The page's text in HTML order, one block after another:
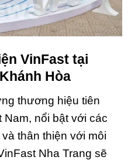
VinFast tại
Hòa
thương hiệu tiên
Nam, nổi bật với các
thân thiện với môi
Nha Trang sẽ